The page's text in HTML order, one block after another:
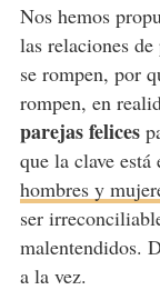
Nos hemos
las relaciones
se rompen, por
rompen, en
parejas felices
que la clave está
hombres y
ser
malentendidos.
a la vez.